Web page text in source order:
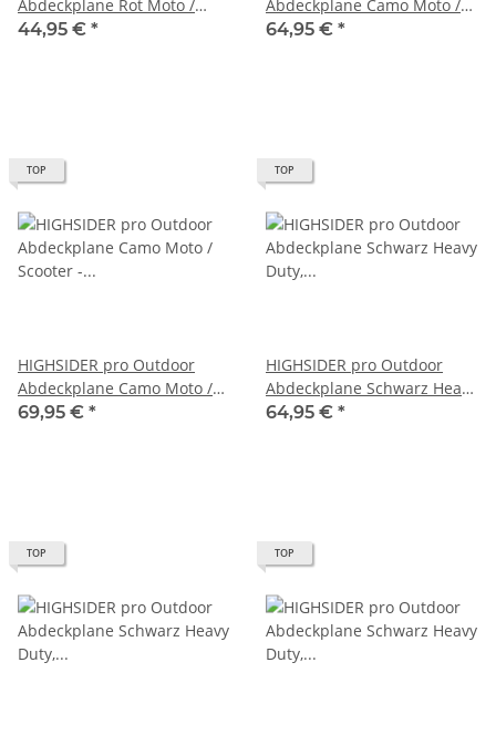
Abdeckplane Rot Moto /
Scooter - S (1Stck)
44,95 € *
Abdeckplane Camo Moto /
Scooter - L (1Stck)
64,95 € *
TOP
HIGHSIDER pro Outdoor
Abdeckplane Camo Moto /
Scooter - XL (1Stck)
69,95 € *
TOP
HIGHSIDER pro Outdoor
Abdeckplane Schwarz Heavy
Duty, Moto / Scooter - L
64,95 € *
TOP TOP